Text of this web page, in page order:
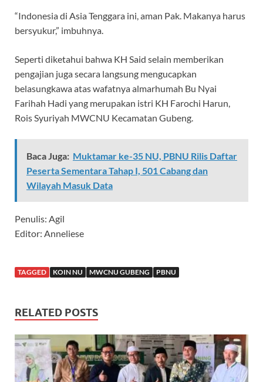
“Indonesia di Asia Tenggara ini, aman Pak. Makanya harus
bersyukur,” imbuhnya.
Seperti diketahui bahwa KH Said selain memberikan
pengajian juga secara langsung mengucapkan
belasungkawa atas wafatnya almarhumah Bu Nyai
Farihah Hadi yang merupakan istri KH Farochi Harun,
Rois Syuriyah MWCNU Kecamatan Gubeng.
Baca Juga: Muktamar ke-35 NU, PBNU Rilis Daftar
Peserta Sementara Tahap I, 501 Cabang dan
Wilayah Masuk Data
Penulis: Agil
Editor: Anneliese
TAGGED KOIN NU MWCNU GUBENG PBNU
RELATED POSTS